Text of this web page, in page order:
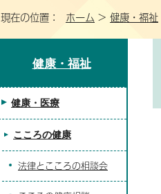
現在の位置： ホーム > 健康・福祉
健康・福祉
健康・医療
こころの健康
法律とこころの相談会